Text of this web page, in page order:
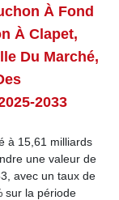
À Fond
À Clapet,
Du Marché,
2033
à 15,61 milliards
une valeur de
avec un taux de
sur la période